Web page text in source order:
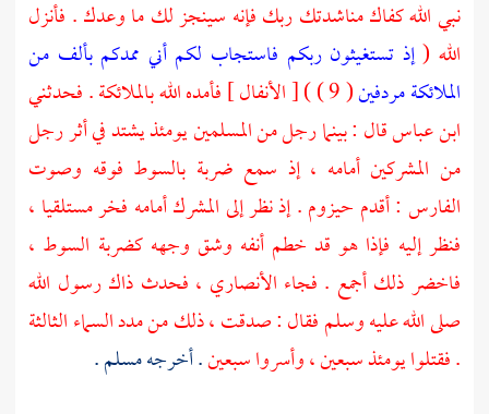
نبي الله كفاك مناشدتك ربك فإنه سينجز لك ما وعدك . فأنزل
الله (إذ تستغيثون ربكم فاستجاب لكم أني ممدكم بألف من
الملائكة مردفين( 9 ) ) [ الأنفال ] فأمده الله بالملائكة . فحدثني
ابن عباسقال : بينما رجل من المسلمين يومئذ يشتد في أثر رجل
من المشركين أمامه ، إذ سمع ضربة بالسوط فوقه وصوت
الفارس : أقدم حيزوم . إذ نظر إلى المشرك أمامه فخر مستلقيا ،
فنظر إليه فإذا هو قد خطم أنفه وشق وجهه كضربة السوط ،
فاخضر ذلك أجمع . فجاء الأنصاري ، فحدث ذاك رسول الله
صلى الله عليه وسلم فقال : صدقت ، ذلك من مدد السماء الثالثة
. فقتلوا يومئذ سبعين ، وأسروا سبعين. أخرجهمسلم.